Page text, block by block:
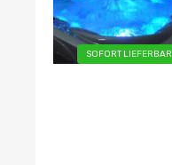
SOFORT LIEFERBAR